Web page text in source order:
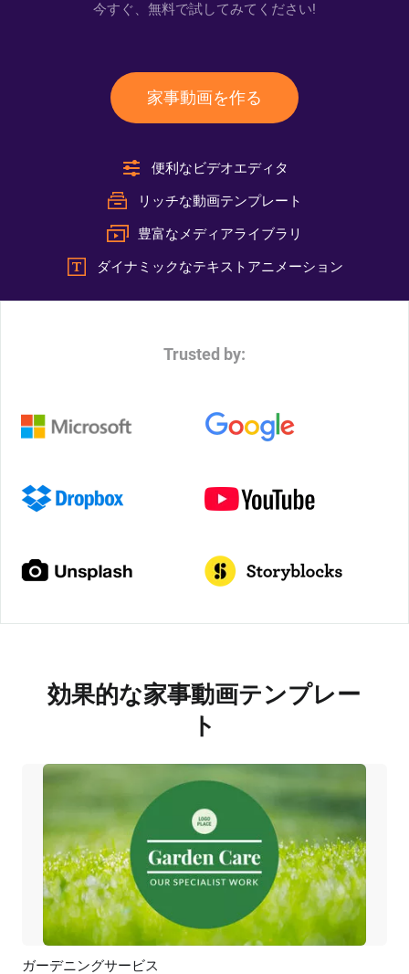
今すぐ、無料で試してみてください!
家事動画を作る
便利なビデオエディタ
リッチな動画テンプレート
豊富なメディアライブラリ
ダイナミックなテキストアニメーション
Trusted by:
効果的な家事動画テンプレー
ト
プレビュー
ガーデニングサービス